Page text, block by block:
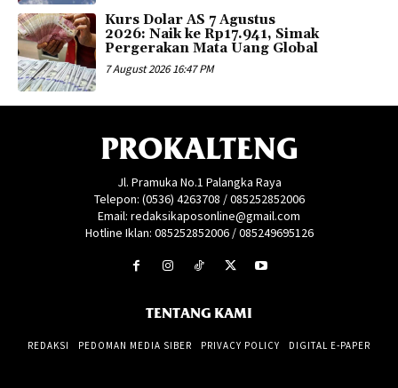
Kurs Dolar AS 7 Agustus
2026: Naik ke Rp17.941, Simak
Pergerakan Mata Uang Global
7 August 2026 16:47 PM
PROKALTENG
Jl. Pramuka No.1 Palangka Raya
Telepon: (0536) 4263708 / 085252852006
Email: redaksikaposonline@gmail.com
Hotline Iklan: 085252852006 / 085249695126
TENTANG KAMI
REDAKSI PEDOMAN MEDIA SIBER PRIVACY POLICY DIGITAL E-PAPER